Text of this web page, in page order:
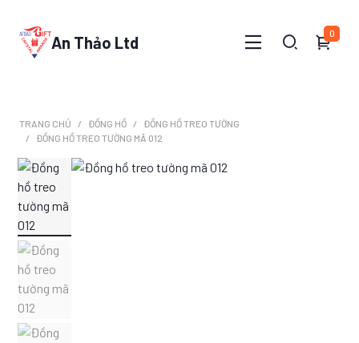
An Thảo Ltd 0
TRANG CHỦ ĐỒNG HỒ
ĐỒNG HỒ TREO TƯỜNG
ĐỒNG HỒ TREO TƯỜNG MÃ 012